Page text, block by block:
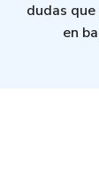
dudas
en